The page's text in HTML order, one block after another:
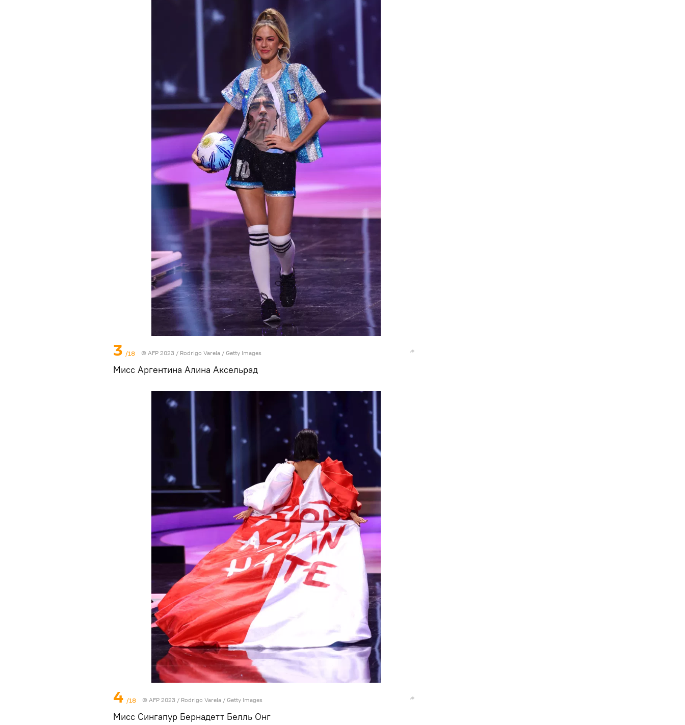
3 /18 © AFP 2023 / Rodrigo Varela / Getty Images
Мисс Аргентина Алина Аксельрад
4 /18 © AFP 2023 / Rodrigo Varela / Getty Images
Мисс Сингапур Бернадетт Белль Онг